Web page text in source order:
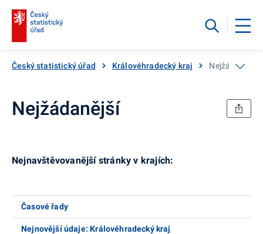
Český statistický úřad Královéhradecký kraj Nejžádanější
Nejžádanější
Nejnavštěvovanější stránky v krajích:
Časové řady
Nejnovější údaje: Královéhradecký kraj